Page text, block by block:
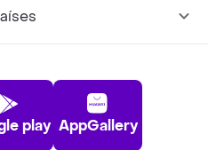
play AppGallery